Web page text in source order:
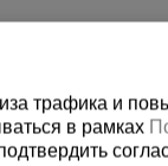
трафика и
в рамках